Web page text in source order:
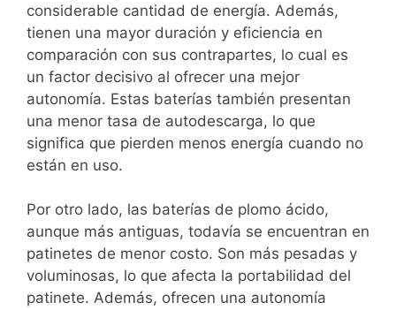
considerable cantidad de energía. Además,
tienen una mayor duración y eficiencia en
comparación con sus contrapartes, lo cual es
un factor decisivo al ofrecer una mejor
autonomía. Estas baterías también presentan
una menor tasa de autodescarga, lo que
significa que pierden menos energía cuando no
están en uso.
Por otro lado, las baterías de plomo ácido,
aunque más antiguas, todavía se encuentran en
patinetes de menor costo. Son más pesadas y
voluminosas, lo que afecta la portabilidad del
patinete. Además, ofrecen una autonomía